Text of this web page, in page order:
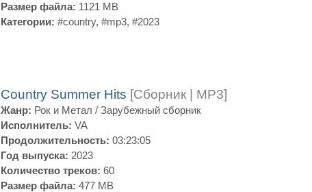
Размер файла: 1121 MB
Категории: #country, #mp3, #2023
Country Summer Hits [Сборник | MP3]
Жанр: Рок и Метал / Зарубежный сборник
Исполнитель: VA
Продолжительность: 03:23:05
Год выпуска: 2023
Количество треков: 60
Размер файла: 477 MB